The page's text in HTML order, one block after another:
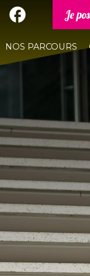
Je
NOS PARCOURS